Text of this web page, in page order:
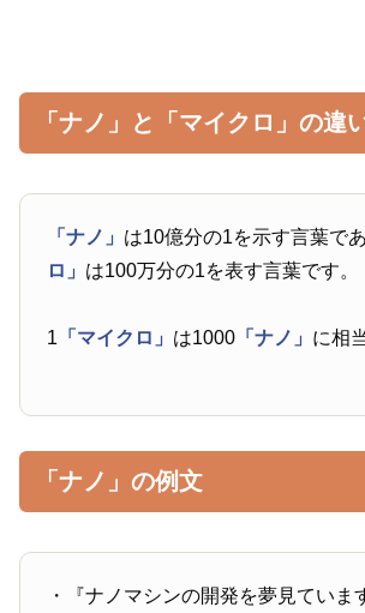
「ナノ」と「マイクロ」の違
「ナノ」 は10億分の1を示す言葉であ
ロ」 は100万分の1を表す言葉です。
1 「マイクロ」 は1000 「ナノ」 に相
「ナノ」の例文
・『ナノマシンの開発を夢見ていま